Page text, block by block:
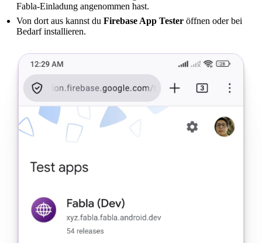
Fabla-Einladung angenommen hast.
Von dort aus kannst du Firebase App Tester öffnen oder bei
Bedarf installieren.